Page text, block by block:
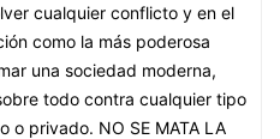
cualquier conflicto y en el
como la más poderosa
una sociedad moderna,
todo contra cualquier tipo
o privado. NO SE MATA LA